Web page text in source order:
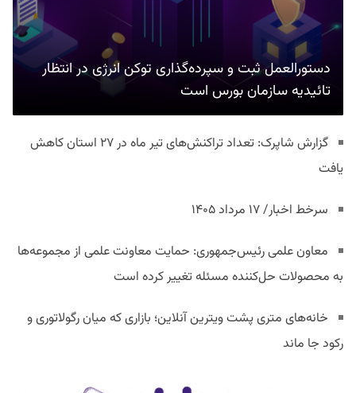
دستورالعمل ثبت و سپرده‌گذاری توکن انرژی در انتظار
تائیدیه سازمان بورس است
گزارش شاپرک: تعداد تراکنش‌های تیر ماه در ۲۷ استان‌ کاهش
یافت
سرخط اخبار/ ۱۷ مرداد ۱۴۰۵
معاون علمی رئیس‌جمهوری: حمایت معاونت علمی از مجموعه‌ها
به محصولات حل‌کننده مسئله تغییر کرده است
خانه‌های متری پشت ویترین آنلاین؛ بازاری که میان رگولاتوری و
رکود جا ماند